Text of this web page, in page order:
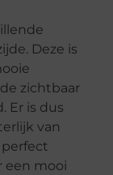
Deze is
zichtbaar
Er is dus
van
perfect
een mooi